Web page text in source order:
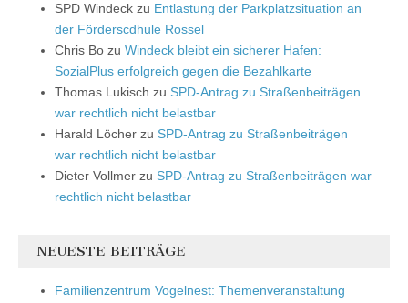
SPD Windeck zu Entlastung der Parkplatzsituation an
der Förderscdhule Rossel
Chris Bo zu Windeck bleibt ein sicherer Hafen:
SozialPlus erfolgreich gegen die Bezahlkarte
Thomas Lukisch zu SPD-Antrag zu Straßenbeiträgen
war rechtlich nicht belastbar
Harald Löcher zu SPD-Antrag zu Straßenbeiträgen
war rechtlich nicht belastbar
Dieter Vollmer zu SPD-Antrag zu Straßenbeiträgen war
rechtlich nicht belastbar
NEUESTE BEITRÄGE
Familienzentrum Vogelnest: Themenveranstaltung